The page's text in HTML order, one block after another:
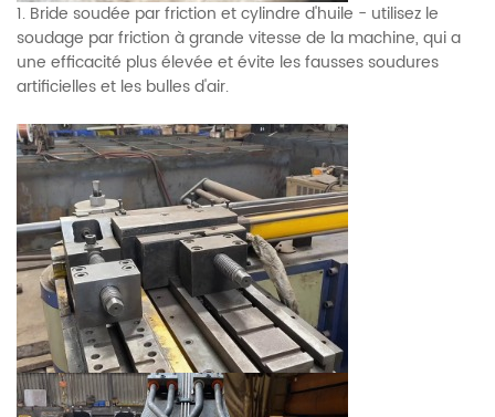
1. Bride soudée par friction et cylindre d'huile - utilisez le
soudage par friction à grande vitesse de la machine, qui a
une efficacité plus élevée et évite les fausses soudures
artificielles et les bulles d'air.